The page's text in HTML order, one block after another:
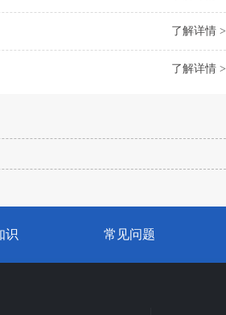
了解详情 >
了解详情 >
识 常见问题